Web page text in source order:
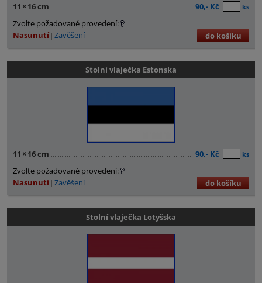
11 × 16 cm 90,- Kč ks
Zvolte požadované provedení:
Nasunutí Zavěšení do košíku
Stolní vlaječka Estonska
11 × 16 cm 90,- Kč ks
Zvolte požadované provedení:
Nasunutí Zavěšení do košíku
Stolní vlaječka Lotyšska